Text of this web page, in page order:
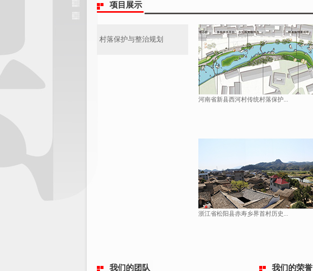
项目展示
村落保护与整治规划
河南省新县西河村传统村落保护...
浙江省松阳县赤寿乡界首村历史...
我们的团队 我们的荣誉